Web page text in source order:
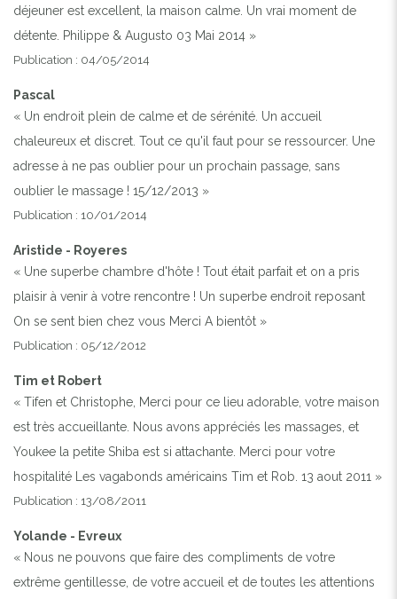
déjeuner est excellent, la maison calme. Un vrai moment de
détente. Philippe & Augusto 03 Mai 2014 »
Publication : 04/05/2014
Pascal
« Un endroit plein de calme et de sérénité. Un accueil
chaleureux et discret. Tout ce qu'il faut pour se ressourcer. Une
adresse à ne pas oublier pour un prochain passage, sans
oublier le massage ! 15/12/2013 »
Publication : 10/01/2014
Aristide - Royeres
« Une superbe chambre d'hôte ! Tout était parfait et on a pris
plaisir à venir à votre rencontre ! Un superbe endroit reposant
On se sent bien chez vous Merci A bientôt »
Publication : 05/12/2012
Tim et Robert
« Tifen et Christophe, Merci pour ce lieu adorable, votre maison
est très accueillante. Nous avons appréciés les massages, et
Youkee la petite Shiba est si attachante. Merci pour votre
hospitalité Les vagabonds américains Tim et Rob. 13 aout 2011 »
Publication : 13/08/2011
Yolande - Evreux
« Nous ne pouvons que faire des compliments de votre
extrême gentillesse, de votre accueil et de toutes les attentions